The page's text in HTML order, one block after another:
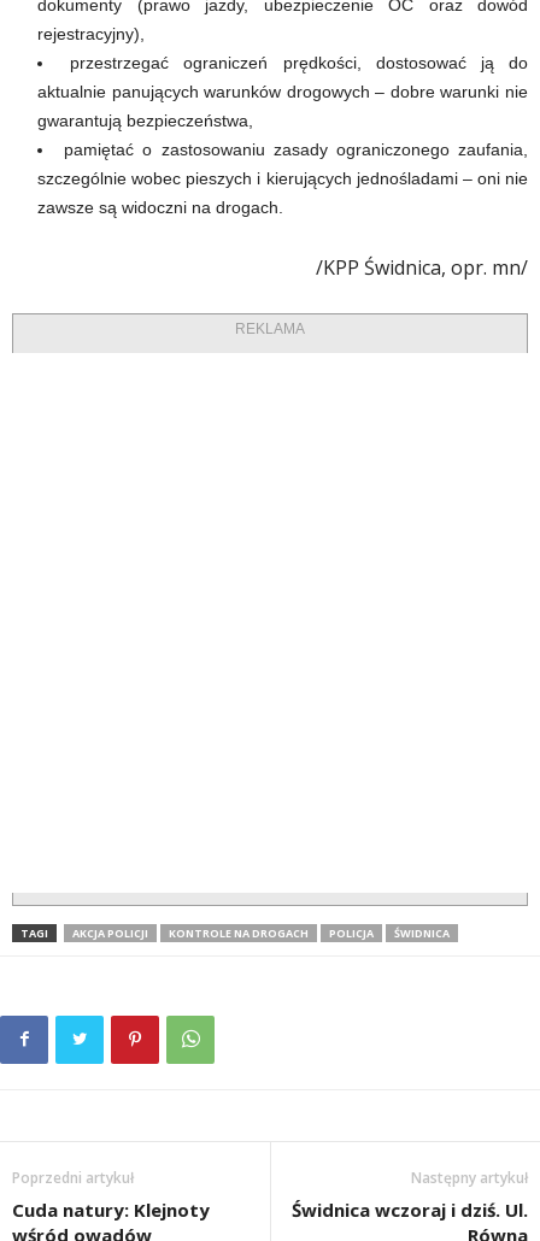
dokumenty (prawo jazdy, ubezpieczenie OC oraz dowód
rejestracyjny),
przestrzegać ograniczeń prędkości, dostosować ją do
aktualnie panujących warunków drogowych – dobre warunki nie
gwarantują bezpieczeństwa,
pamiętać o zastosowaniu zasady ograniczonego zaufania,
szczególnie wobec pieszych i kierujących jednośladami – oni nie
zawsze są widoczni na drogach.
/KPP Świdnica, opr. mn/
REKLAMA
TAGI AKCJA POLICJI KONTROLE NA DROGACH POLICJA ŚWIDNICA
Poprzedni artykuł
Cuda natury: Klejnoty
wśród owadów
Następny artykuł
Świdnica wczoraj i dziś. Ul.
Równa